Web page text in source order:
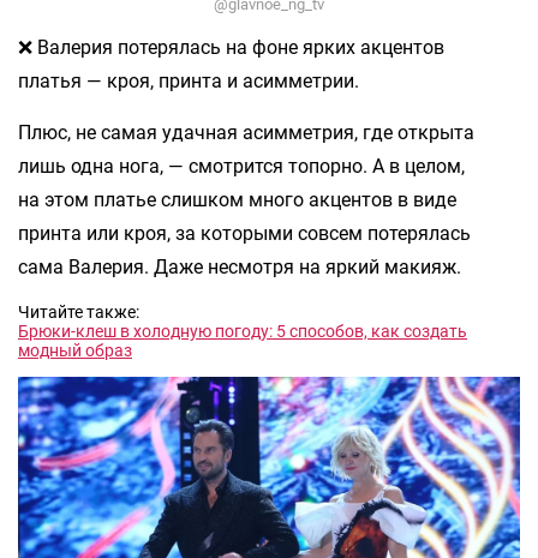
@glavnoe_ng_tv
❌ Валерия потерялась на фоне ярких акцентов
платья — кроя, принта и асимметрии.
Плюс, не самая удачная асимметрия, где открыта
лишь одна нога, — смотрится топорно. А в целом,
на этом платье слишком много акцентов в виде
принта или кроя, за которыми совсем потерялась
сама Валерия. Даже несмотря на яркий макияж.
Читайте также:
Брюки-клеш в холодную погоду: 5 способов, как создать
модный образ